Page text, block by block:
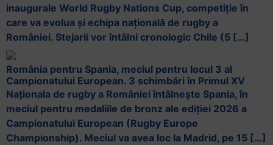
inaugurale World Rugby Nations Cup, competiție în
care va evolua și echipa națională de rugby a
României. Stejarii vor întâlni cronologic Chile (5 […]
România pentru Spania, meciul pentru locul 3 al
Campionatului European. 3 schimbări în Primul XV
Naționala de rugby a României întâlnește Spania, în
meciul pentru medaliile de bronz ale ediției 2026 a
Campionatului European (Rugby Europe
Championship). Meciul va avea loc la Madrid, pe 15 […]